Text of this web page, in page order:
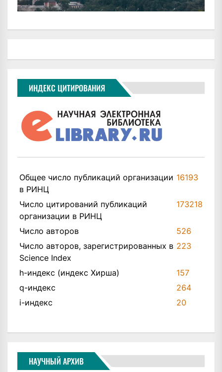
ИНДЕКС ЦИТИРОВАНИЯ
Общее число публикаций организации
в РИНЦ
16193
Число цитирований публикаций
организации в РИНЦ
173218
Число авторов
526
Число авторов, зарегистрированных в
Science Index
223
h-индекс (индекс Хирша)
157
q-индекс
264
i-индекс
20
НАУЧНЫЙ АРХИВ